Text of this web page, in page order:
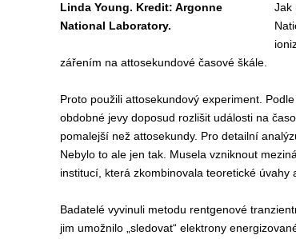
Linda Young. Kredit: Argonne
National Laboratory.
Jak
zářením na attosekundové časové škále.
Proto použili attosekundový experiment. P
obdobné jevy doposud rozlišit události na
pomalejší než attosekundy. Pro detailní
Nebylo to ale jen tak. Musela vzniknout
institucí, která zkombinovala teoretické úvahy
Badatelé vyvinuli metodu rentgenové
jim umožnilo „sledovat“ elektrony